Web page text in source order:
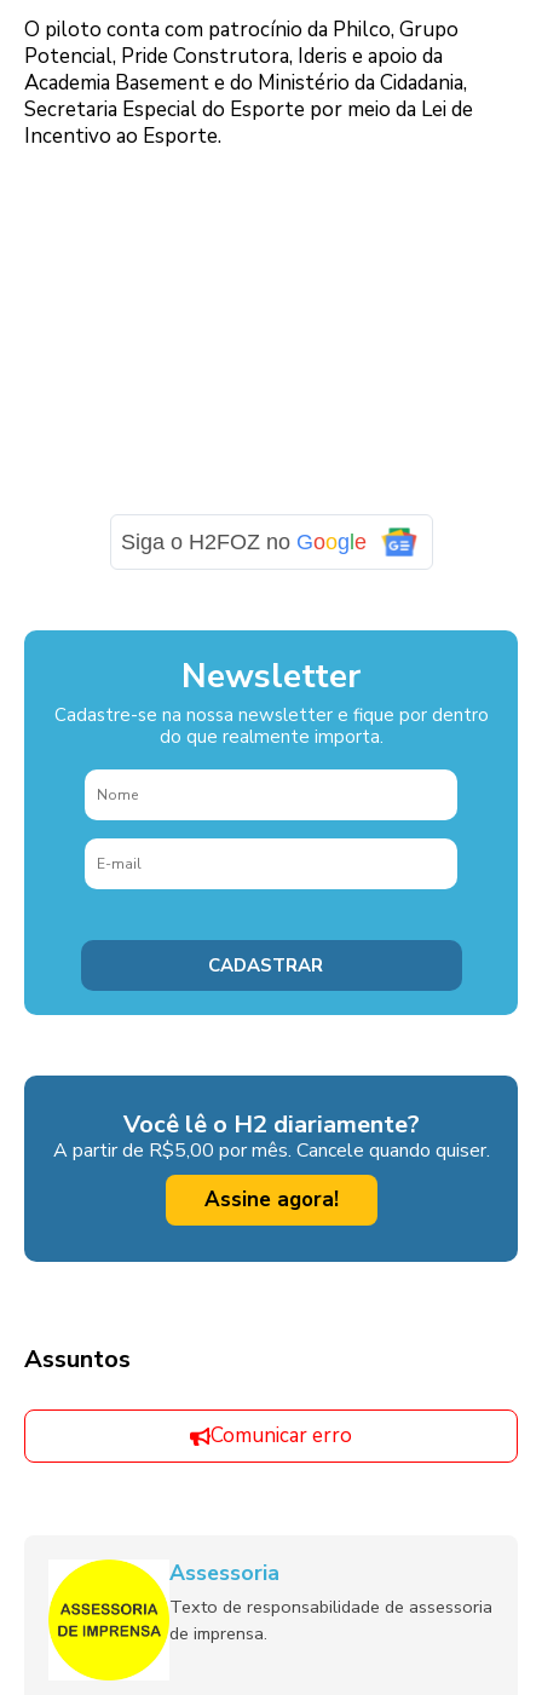
O piloto conta com patrocínio da Philco, Grupo
Potencial, Pride Construtora, Ideris e apoio da
Academia Basement e do Ministério da Cidadania,
Secretaria Especial do Esporte por meio da Lei de
Incentivo ao Esporte.
Siga o H2FOZ no Google
Newsletter
Cadastre-se na nossa newsletter e fique por dentro
do que realmente importa.
Você lê o H2 diariamente?
A partir de R$5,00 por mês. Cancele quando quiser.
Assine agora!
Assuntos
Comunicar erro
Assessoria
Texto de responsabilidade de assessoria
de imprensa.